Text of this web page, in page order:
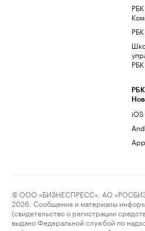
РБК
РБК
РБК
iOS
© ООО «БИЗНЕСПРЕСС», АО
2026. Сообщения и материалы
(свидетельство о регистрации
выдано Федеральной службой по